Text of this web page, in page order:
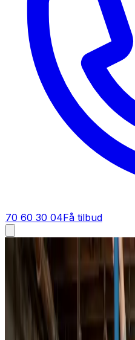
70 60 30 04Få tilbud
Ventilationsrens i
Ventilationsrens i
Ren luft starter med rene
pollen, fedt og
ventilationssystem, så
energiforbruget falder.